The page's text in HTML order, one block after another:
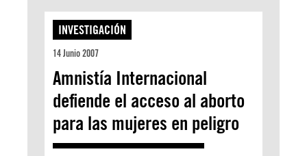
INVESTIGACIÓN
14 Junio 2007
Amnistía Internacional
defiende el acceso al aborto
para las mujeres en peligro